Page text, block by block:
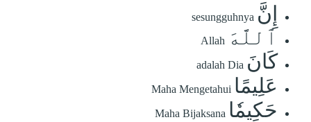
إِنَّ sesungguhnya
ٱللَّهَ Allah
كَانَ adalah Dia
عَلِيمًا Maha Mengetahui
حَكِيمٗا Maha Bijaksana